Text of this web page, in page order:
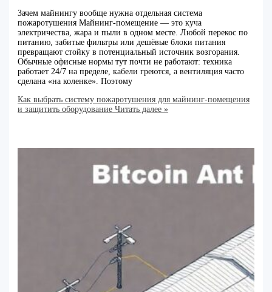
Зачем майнингу вообще нужна отдельная система
пожаротушения Майнинг-помещение — это куча
электричества, жара и пыли в одном месте. Любой перекос по
питанию, забитые фильтры или дешёвые блоки питания
превращают стойку в потенциальный источник возгорания.
Обычные офисные нормы тут почти не работают: техника
работает 24/7 на пределе, кабели греются, а вентиляция часто
сделана «на коленке». Поэтому
Как выбрать систему пожаротушения для майнинг-помещения
и защитить оборудование Читать далее »